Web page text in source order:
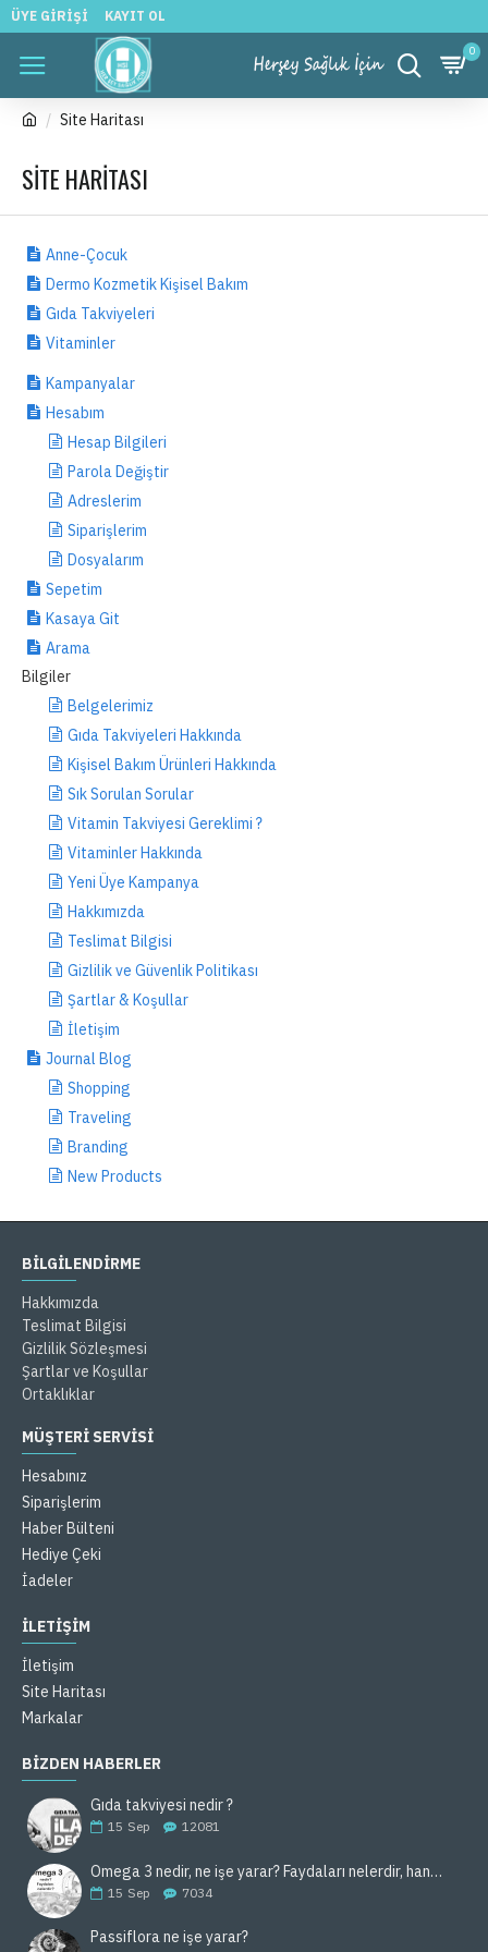
ÜYE GIRIŞI KAYIT OL
0
Site Haritası
SITE HARITASI
Anne-Çocuk
Dermo Kozmetik Kişisel Bakım
Gıda Takviyeleri
Vitaminler
Kampanyalar
Hesabım
Hesap Bilgileri
Parola Değiştir
Adreslerim
Siparişlerim
Dosyalarım
Sepetim
Kasaya Git
Arama
Bilgiler
Belgelerimiz
Gıda Takviyeleri Hakkında
Kişisel Bakım Ürünleri Hakkında
Sık Sorulan Sorular
Vitamin Takviyesi Gereklimi ?
Vitaminler Hakkında
Yeni Üye Kampanya
Hakkımızda
Teslimat Bilgisi
Gizlilik ve Güvenlik Politikası
Şartlar & Koşullar
İletişim
Journal Blog
Shopping
Traveling
Branding
New Products
BILGILENDIRME
Hakkımızda
Teslimat Bilgisi
Gizlilik Sözleşmesi
Şartlar ve Koşullar
Ortaklıklar
MÜŞTERİ SERVİSİ
Hesabınız
Siparişlerim
Haber Bülteni
Hediye Çeki
İadeler
İLETİŞİM
İletişim
Site Haritası
Markalar
BIZDEN HABERLER
Gıda takviyesi nedir ?
15 Sep 12081
Omega 3 nedir, ne işe yarar? Faydaları nelerdir, hangi gıdalarda bulunur ?
15 Sep 7034
Passiflora ne işe yarar?